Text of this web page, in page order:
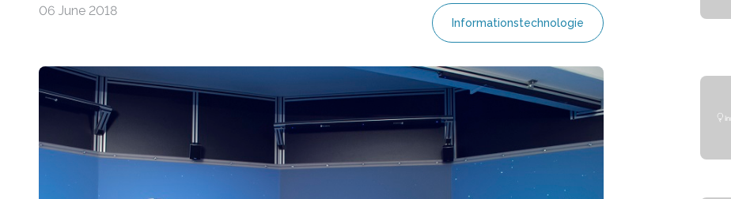
06 June 2018
Informationstechnologie